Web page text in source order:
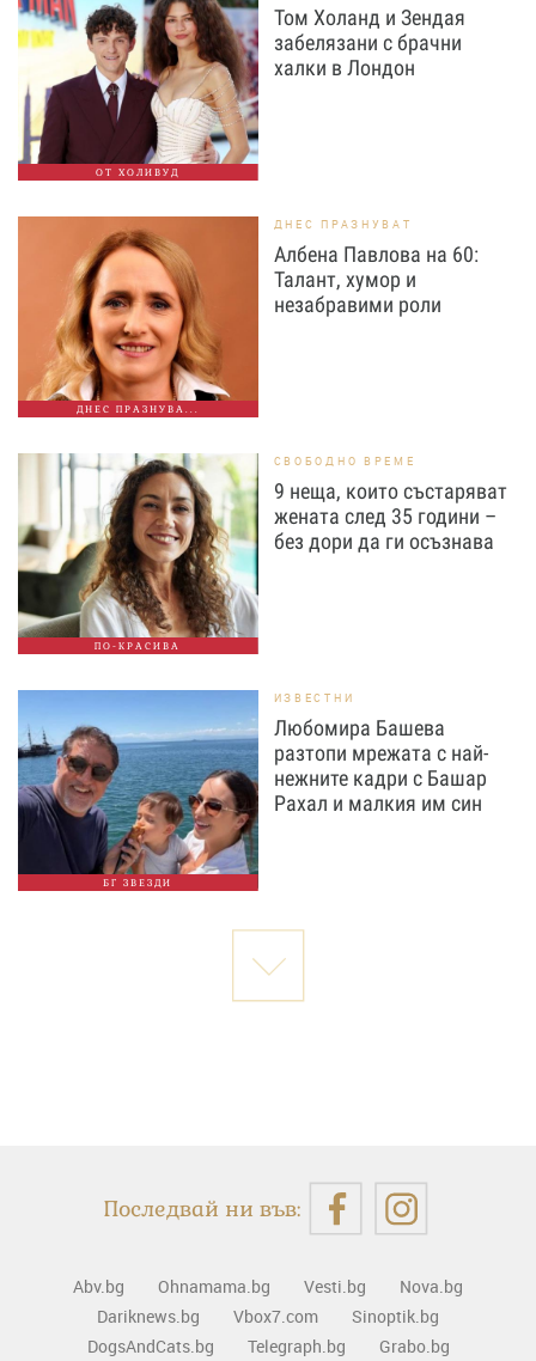
ОТ ХОЛИВУД
Том Холанд и Зендая
забелязани с брачни
халки в Лондон
ДНЕС ПРАЗНУВА...
ДНЕС ПРАЗНУВАТ
Албена Павлова на 60:
Талант, хумор и
незабравими роли
ПО-КРАСИВА
СВОБОДНО ВРЕМЕ
9 неща, които състаряват
жената след 35 години –
без дори да ги осъзнава
БГ ЗВЕЗДИ
ИЗВЕСТНИ
Любомира Башева
разтопи мрежата с най-
нежните кадри с Башар
Рахал и малкия им син
Последвай ни във:
Abv.bg Ohnamama.bg Vesti.bg
Nova.bg
Dariknews.bg
Vbox7.com
Sinoptik.bg
DogsAndCats.bg
Telegraph.bg Grabo.bg